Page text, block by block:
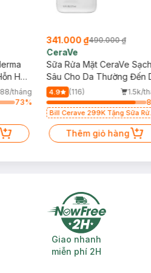
Hợp
tháng
73%
341.000 ₫490.000 ₫
CeraVe
Sữa Rửa Mặt CeraVe Sạch
Sâu Cho Da Thường Đến
Dầu 473ml
4.9 (116)
1.5k/
Bill Cerave 299K Tặng Sữa Rửa
Thêm giỏ hàng
nhận hàng Giao nhanh
Giao nhanh
miễn phí 2H